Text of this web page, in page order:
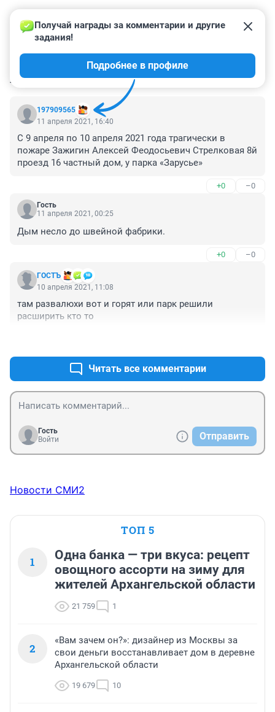
КОММЕНТАРИИ 4
197909565
Получай награды за комментарии и другие
задания!
Подробнее в профиле
11 апреля 2021, 16:40
С 9 апреля по 10 апреля 2021 года трагически в
пожаре Зажигин Алексей Феодосьевич Стрелковая 8й
проезд 16 частный дом, у парка «Зарусье»
+0 –0
Гость
11 апреля 2021, 00:25
Дым несло до швейной фабрики.
+0 –0
ГОСТЪ
10 апреля 2021, 11:08
там развалюхи вот и горят или парк решили
расширить кто то
Читать все комментарии
Гость
Войти
Отправить
Новости СМИ2
ТОП 5
1
Одна банка — три вкуса: рецепт
овощного ассорти на зиму для
жителей Архангельской области
21 759 1
2
«Вам зачем он?»: дизайнер из Москвы за
свои деньги восстанавливает дом в деревне
Архангельской области
19 679 10